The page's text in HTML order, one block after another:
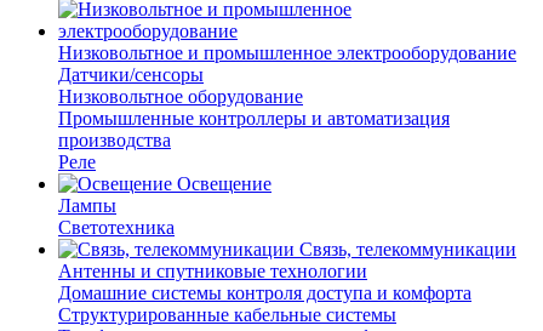
Низковольтное и промышленное электрооборудование
Датчики/сенсоры
Низковольтное оборудование
Промышленные контроллеры и автоматизация
производства
Реле
Освещение
Лампы
Светотехника
Связь, телекоммуникации
Антенны и спутниковые технологии
Домашние системы контроля доступа и комфорта
Структурированные кабельные системы